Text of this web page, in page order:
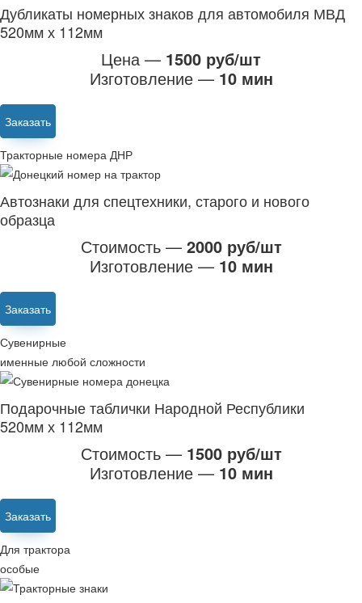
Дубликаты номерных знаков для автомобиля МВД
520мм х 112мм
Цена — 1500 руб/шт
Изготовление — 10 мин
Заказать
Тракторные номера ДНР
Автознаки для спецтехники, старого и нового
образца
Стоимость — 2000 руб/шт
Изготовление — 10 мин
Заказать
Сувенирные
именные любой сложности
Подарочные таблички Народной Республики
520мм х 112мм
Стоимость — 1500 руб/шт
Изготовление — 10 мин
Заказать
Для трактора
особые